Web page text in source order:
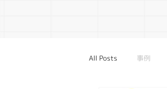
All Posts 事例